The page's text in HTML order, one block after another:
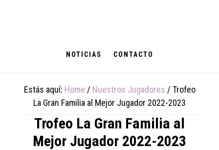
NOTICIAS CONTACTO
Estás aquí: Home / Nuestros Jugadores / Trofeo
La Gran Familia al Mejor Jugador 2022-2023
Trofeo La Gran Familia al
Mejor Jugador 2022-2023